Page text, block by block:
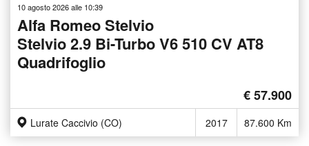
10 agosto 2026 alle 10:39
Alfa Romeo Stelvio
Stelvio 2.9 Bi-Turbo V6 510 CV AT8
Quadrifoglio
€ 57.900
Lurate Caccivio (CO) 2017 87.600 Km